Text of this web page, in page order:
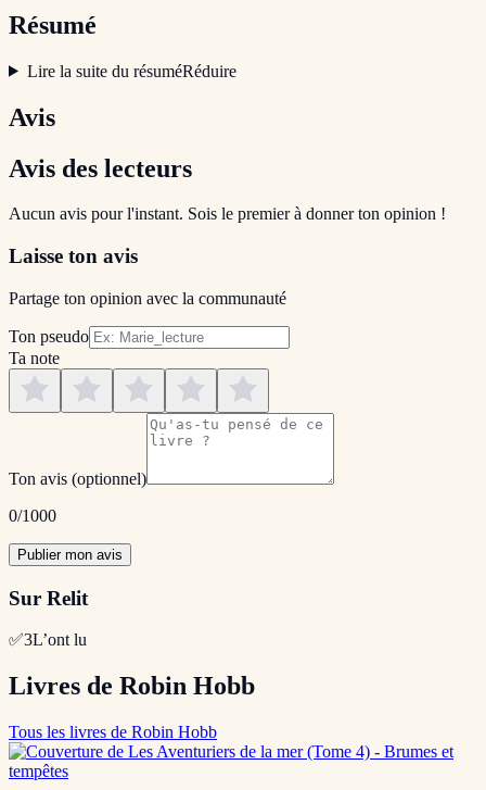
Résumé
Lire la suite du résuméRéduire
Avis
Avis des lecteurs
Aucun avis pour l'instant. Sois le premier à donner ton opinion !
Laisse ton avis
Partage ton opinion avec la communauté
Ton pseudo
Ta note
Ton avis (optionnel)
0/1000
Publier mon avis
Sur Relit
✅3L’ont lu
Livres de Robin Hobb
Tous les livres de Robin Hobb